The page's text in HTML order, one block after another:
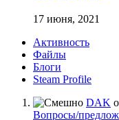
17 июня, 2021
Активность
Файлы
Блоги
Steam Profile
DAK
Вопросы/